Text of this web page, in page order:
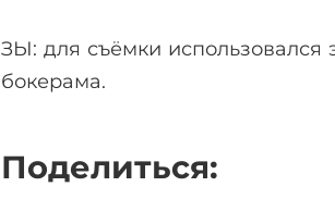
ЗЫ: для съёмки использовался
бокерама.
Поделиться: